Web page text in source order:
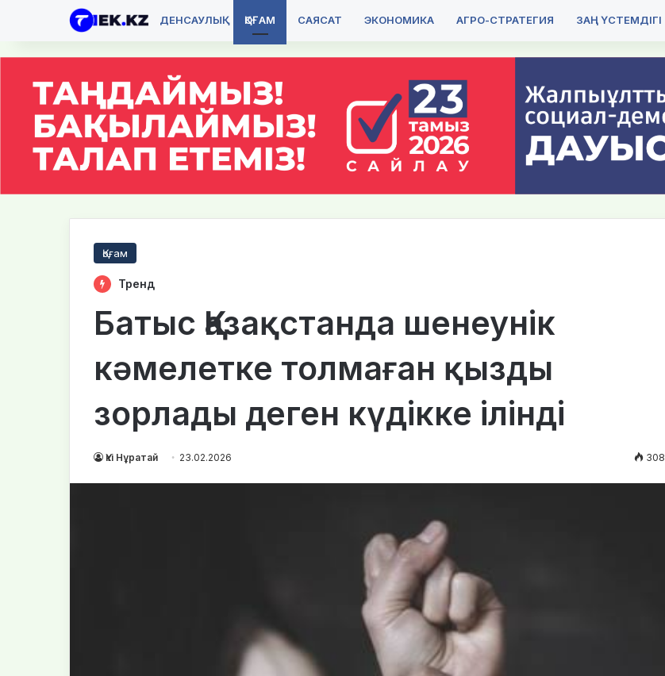
ДЕНСАУЛЫҚ ҚОҒАМ САЯСАТ ЭКОНОМИКА АГРО-СТРАТЕГИЯ ЗАҢ ҮСТЕМДІГІ
Қоғам
Тренд
Батыс Қазақстанда шенеунік
кәмелетке толмаған қызды
зорлады деген күдікке ілінді
Үкі Нұратай 23.02.2026 308